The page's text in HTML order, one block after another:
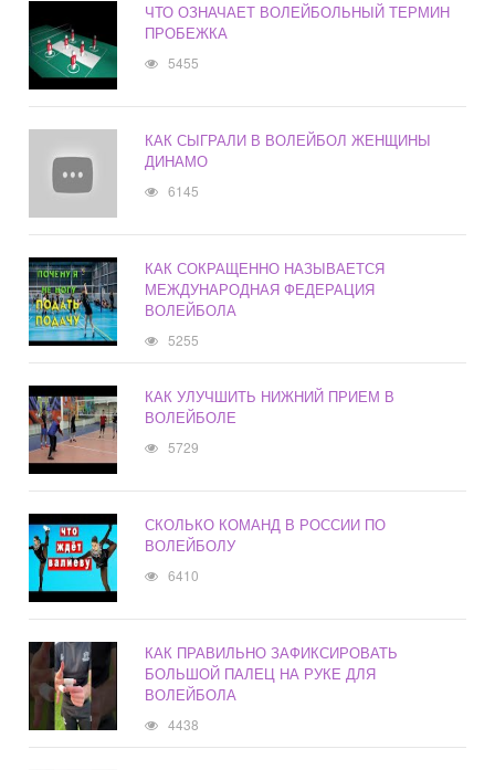
ЧТО ОЗНАЧАЕТ ВОЛЕЙБОЛЬНЫЙ ТЕРМИН
ПРОБЕЖКА
5455
КАК СЫГРАЛИ В ВОЛЕЙБОЛ ЖЕНЩИНЫ
ДИНАМО
6145
КАК СОКРАЩЕННО НАЗЫВАЕТСЯ
МЕЖДУНАРОДНАЯ ФЕДЕРАЦИЯ
ВОЛЕЙБОЛА
5255
КАК УЛУЧШИТЬ НИЖНИЙ ПРИЕМ В
ВОЛЕЙБОЛЕ
5729
СКОЛЬКО КОМАНД В РОССИИ ПО
ВОЛЕЙБОЛУ
6410
КАК ПРАВИЛЬНО ЗАФИКСИРОВАТЬ
БОЛЬШОЙ ПАЛЕЦ НА РУКЕ ДЛЯ
ВОЛЕЙБОЛА
4438